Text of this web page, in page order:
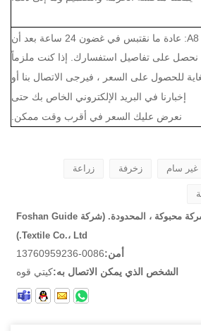
A8: عادة ما نقتبس في غضون 24 ساعة بعد أن
نحصل على تفاصيل استفسارك. إذا كنت ملزماً
للحصول على السعر ، فيرجى الاتصال بنا أو
إخبارنا في البريد الإلكتروني الخاص بك حتى
نعرض عليك السعر في أقرب وقت ممكن.
غير سام زخرفة زراعة
قوانغتشو Junqian شركة محبوكة ، المحدودة. (شركة Foshan Guide
Textile Co.، Ltd.)
أمن:0086-13760959236
الشخص الذي يمكن الاتصال به:كيتي قوه